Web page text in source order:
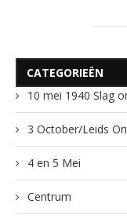
CATEGORIEËN
10 mei 1940 Slag
3 October/Leids
4 en 5 Mei
Centrum